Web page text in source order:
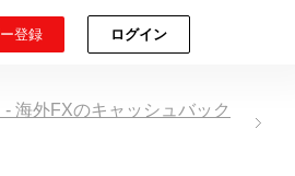
登録 ログイン
海外FXのキャッシュバック